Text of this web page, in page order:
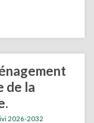
de la
2026-2032